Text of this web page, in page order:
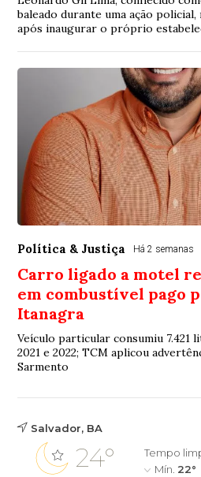
baleado durante uma ação policial,
após inaugurar o próprio
Política & Justiça Há 2 semanas
Carro ligado a motel
em combustível pago
Itanagra
Veículo particular consumiu 7.421
2021 e 2022; TCM aplicou
Sarmento
Salvador, BA
24°
Tempo
Mín. 22°